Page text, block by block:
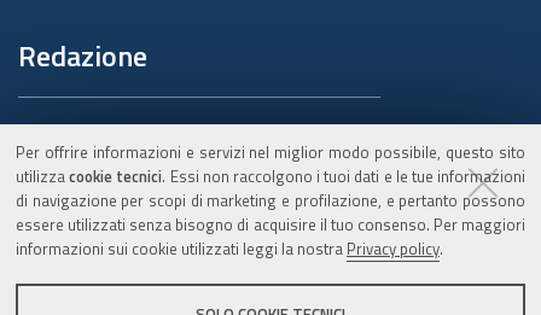
Per offrire informazioni e servizi nel miglior modo possibile, questo sito
utilizzacookie tecnici. Essi non raccolgono i tuoi dati e le tue informazioni
di navigazione per scopi di marketing e profilazione, e pertanto possono
essere utilizzati senza bisogno di acquisire il tuo consenso. Per maggiori
informazioni sui cookie utilizzati leggi la nostra Privacy policy.
Redazione
Informazioni sul Burert
e contatti
C.F. 800.625.903.79